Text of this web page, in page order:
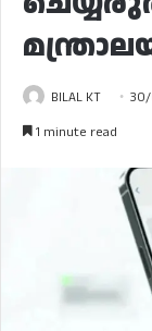
BILAL KT
1 minute read